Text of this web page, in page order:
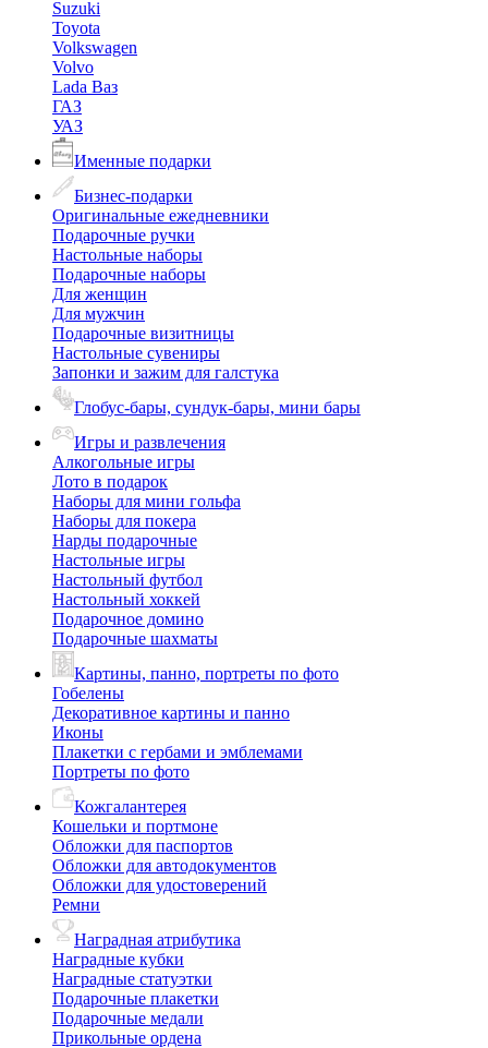
Suzuki
Toyota
Volkswagen
Volvo
Lada Ваз
ГАЗ
УАЗ
Именные подарки
Бизнес-подарки
Оригинальные ежедневники
Подарочные ручки
Настольные наборы
Подарочные наборы
Для женщин
Для мужчин
Подарочные визитницы
Настольные сувениры
Запонки и зажим для галстука
Глобус-бары, сундук-бары, мини бары
Игры и развлечения
Алкогольные игры
Лото в подарок
Наборы для мини гольфа
Наборы для покера
Нарды подарочные
Настольные игры
Настольный футбол
Настольный хоккей
Подарочное домино
Подарочные шахматы
Картины, панно, портреты по фото
Гобелены
Декоративное картины и панно
Иконы
Плакетки с гербами и эмблемами
Портреты по фото
Кожгалантерея
Кошельки и портмоне
Обложки для паспортов
Обложки для автодокументов
Обложки для удостоверений
Ремни
Наградная атрибутика
Наградные кубки
Наградные статуэтки
Подарочные плакетки
Подарочные медали
Прикольные ордена